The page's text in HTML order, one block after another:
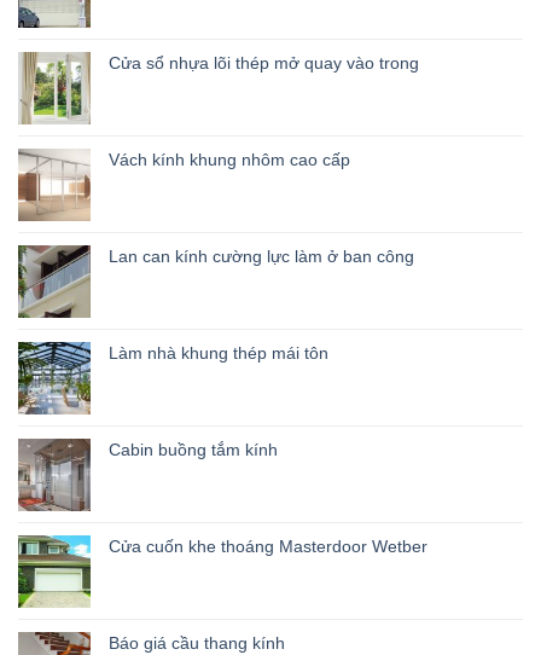
Cửa sổ nhựa lõi thép mở quay vào trong
Vách kính khung nhôm cao cấp
Lan can kính cường lực làm ở ban công
Làm nhà khung thép mái tôn
Cabin buồng tắm kính
Cửa cuốn khe thoáng Masterdoor Wetber
Báo giá cầu thang kính